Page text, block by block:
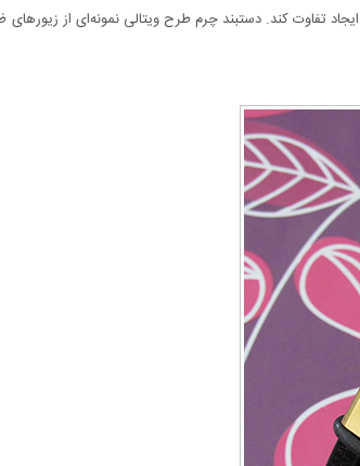
تفاوت کند. دستبند چرم طرح ویتالی نمونه‌ای از